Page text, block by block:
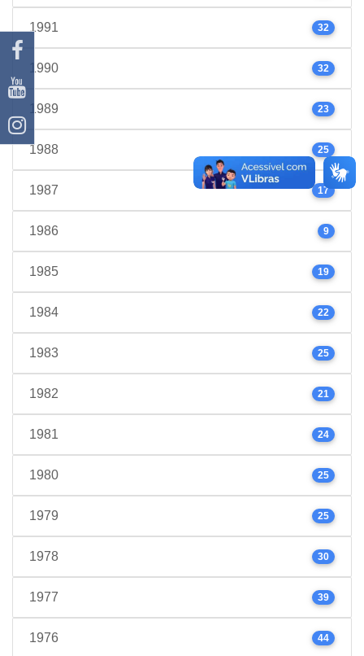
1991 32
1990 32
1989 23
1988 25
1987 17
1986 9
1985 19
1984 22
1983 25
1982 21
1981 24
1980 25
1979 25
1978 30
1977 39
1976 44